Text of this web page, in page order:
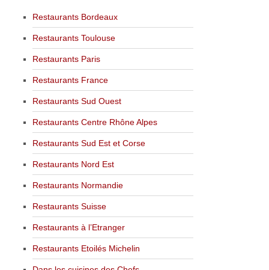
Restaurants Bordeaux
Restaurants Toulouse
Restaurants Paris
Restaurants France
Restaurants Sud Ouest
Restaurants Centre Rhône Alpes
Restaurants Sud Est et Corse
Restaurants Nord Est
Restaurants Normandie
Restaurants Suisse
Restaurants à l’Etranger
Restaurants Etoilés Michelin